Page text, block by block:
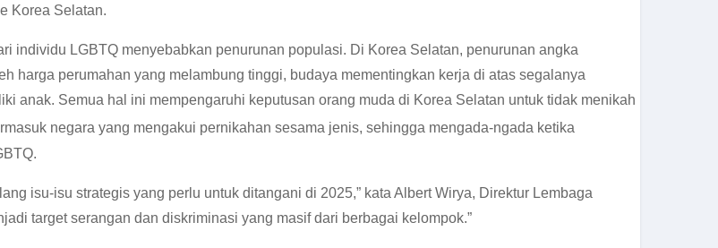
Korea Selatan.
individu LGBTQ menyebabkan penurunan populasi. Di Korea Selatan, penurunan angka
harga perumahan yang melambung tinggi, budaya mementingkan kerja di atas segalanya
anak. Semua hal ini mempengaruhi keputusan orang muda di Korea Selatan untuk tidak menikah
negara yang mengakui pernikahan sesama jenis, sehingga mengada-ngada ketika
isu-isu strategis yang perlu untuk ditangani di 2025,” kata Albert Wirya, Direktur Lembaga
target serangan dan diskriminasi yang masif dari berbagai kelompok.”